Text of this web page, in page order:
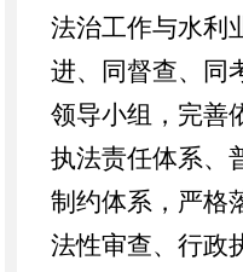
法治工作与水利
进、同督查、同
领导小组，完善
执法责任体系、
制约体系，严格
法性审查、行政